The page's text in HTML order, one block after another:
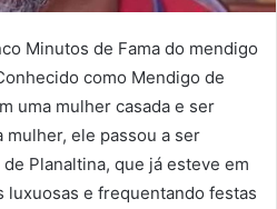
Minutos de Fama do mendigo
como Mendigo de
uma mulher casada e ser
mulher, ele passou a ser
Planaltina, que já esteve em
luxuosas e frequentando festas